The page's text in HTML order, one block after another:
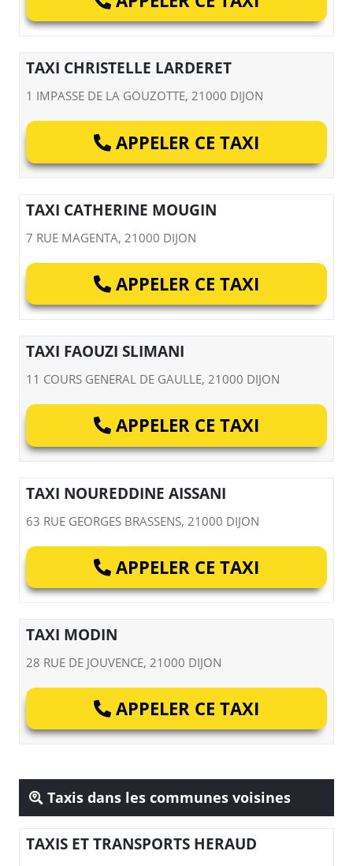
TAXI CHRISTELLE LARDERET
1 IMPASSE DE LA GOUZOTTE, 21000 DIJON
APPELER CE TAXI
TAXI CATHERINE MOUGIN
7 RUE MAGENTA, 21000 DIJON
APPELER CE TAXI
TAXI FAOUZI SLIMANI
11 COURS GENERAL DE GAULLE, 21000 DIJON
APPELER CE TAXI
TAXI NOUREDDINE AISSANI
63 RUE GEORGES BRASSENS, 21000 DIJON
APPELER CE TAXI
TAXI MODIN
28 RUE DE JOUVENCE, 21000 DIJON
APPELER CE TAXI
Taxis dans les communes voisines
TAXIS ET TRANSPORTS HERAUD